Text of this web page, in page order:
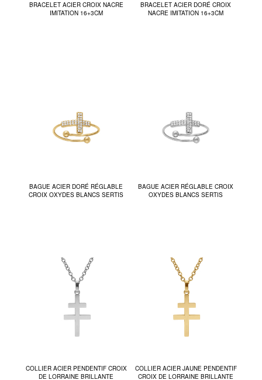
BRACELET ACIER CROIX NACRE
IMITATION 16+3CM
BRACELET ACIER DORÉ CROIX
NACRE IMITATION 16+3CM
BAGUE ACIER DORÉ RÉGLABLE
CROIX OXYDES BLANCS SERTIS
BAGUE ACIER RÉGLABLE CROIX
OXYDES BLANCS SERTIS
COLLIER ACIER PENDENTIF CROIX
DE LORRAINE BRILLANTE
COLLIER ACIER JAUNE PENDENTIF
CROIX DE LORRAINE BRILLANTE